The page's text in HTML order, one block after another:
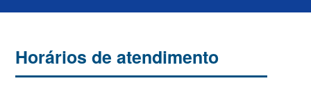
Horários de atendimento